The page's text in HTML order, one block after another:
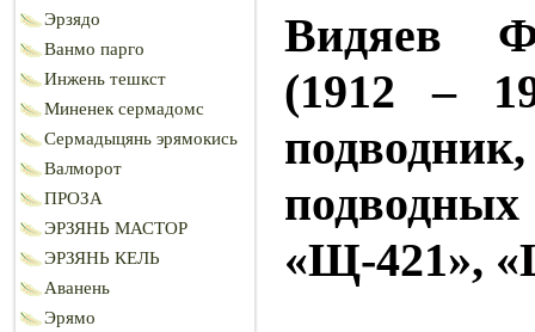
Эрзядо
Ванмо парго
Инжень тешкст
Миненек сермадомс
Сермадыцянь эрямокись
Валморот
ПРОЗА
ЭРЗЯНЬ МАСТОР
ЭРЗЯНЬ КЕЛЬ
Аванень
Эрямо
Видяев
(1912 –
«Щ-421»,